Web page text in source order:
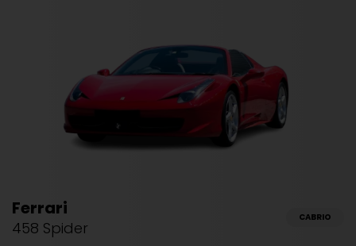
Ferrari
458 Spider
CABRIO